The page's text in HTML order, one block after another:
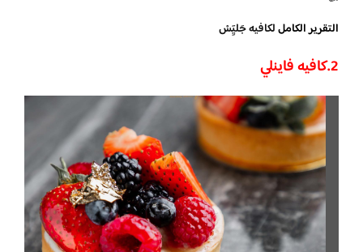
التقرير الكامللكافيه جَليِٓسْ
2.كافيه فاينلي